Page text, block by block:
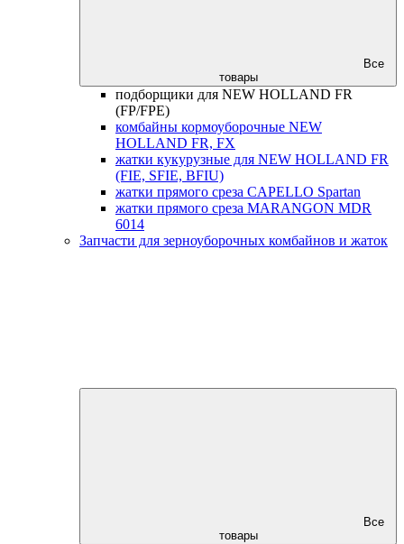
Все
товары
подборщики для NEW HOLLAND FR
(FP/FPE)
комбайны кормоуборочные NEW
HOLLAND FR, FX
жатки кукурузные для NEW HOLLAND FR
(FIE, SFIE, BFIU)
жатки прямого среза CAPELLO Spartan
жатки прямого среза MARANGON MDR
6014
Запчасти для зерноуборочных комбайнов и жаток
Все
товары